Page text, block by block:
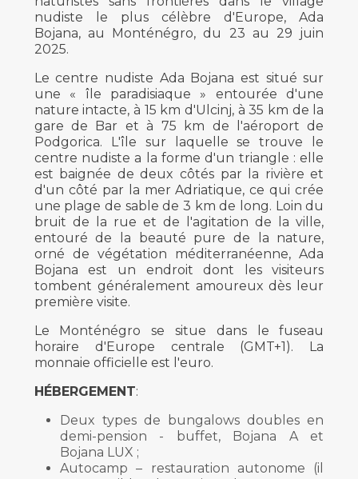
nudiste le plus célèbre d'Europe, Ada
Bojana, au Monténégro, du 23 au 29 juin
2025.
Le centre nudiste Ada Bojana est situé sur
une « île paradisiaque » entourée d'une
nature intacte, à 15 km d'Ulcinj, à 35 km de la
gare de Bar et à 75 km de l'aéroport de
Podgorica. L'île sur laquelle se trouve le
centre nudiste a la forme d'un triangle : elle
est baignée de deux côtés par la rivière et
d'un côté par la mer Adriatique, ce qui crée
une plage de sable de 3 km de long. Loin du
bruit de la rue et de l'agitation de la ville,
entouré de la beauté pure de la nature,
orné de végétation méditerranéenne, Ada
Bojana est un endroit dont les visiteurs
tombent généralement amoureux dès leur
première visite.
Le Monténégro se situe dans le fuseau
horaire d'Europe centrale (GMT+1). La
monnaie officielle est l'euro.
HÉBERGEMENT:
Deux types de bungalows doubles en
demi-pension - buffet, Bojana A et
Bojana LUX ;
Autocamp – restauration autonome (il